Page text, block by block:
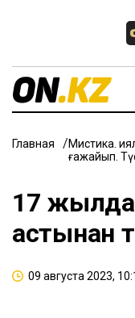
Главная
Мистика.
ғажайып.
17
астынан
09 августа 2023,